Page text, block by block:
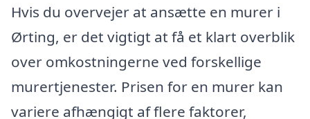
Hvis du overvejer at ansætte en murer i
Ørting, er det vigtigt at få et klart overblik
over omkostningerne ved forskellige
murertjenester. Prisen for en murer kan
variere afhængigt af flere faktorer,